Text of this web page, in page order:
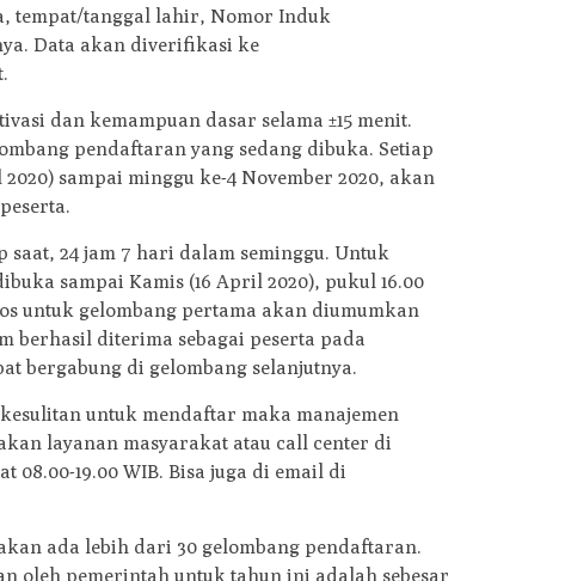
tempat/tanggal lahir, Nomor Induk
Data akan diverifikasi ke
dan kemampuan dasar selama ±15 menit.
pendaftaran yang sedang dibuka. Setiap
sampai minggu ke-4 November 2020, akan
24 jam 7 hari dalam seminggu. Untuk
sampai Kamis (16 April 2020), pukul 16.00
untuk gelombang pertama akan diumumkan
berhasil diterima sebagai peserta pada
bergabung di gelombang selanjutnya.
untuk mendaftar maka manajemen
layanan masyarakat atau call center di
08.00-19.00 WIB. Bisa juga di email di
ada lebih dari 30 gelombang pendaftaran.
oleh pemerintah untuk tahun ini adalah sebesar